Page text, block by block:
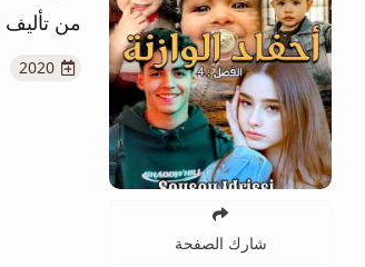
شارك الصفحة
من تأليف
2020